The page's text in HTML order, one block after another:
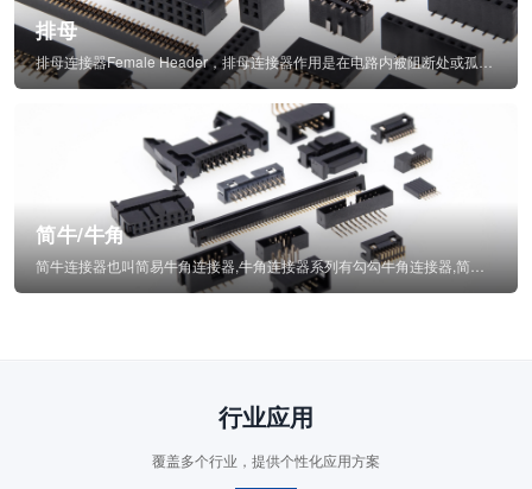
排母
排母连接器Female Header，排母连接器作用是在电路内被阻断处或孤立不通...
简牛/牛角
行业应用
覆盖多个行业，提供个性化应用方案